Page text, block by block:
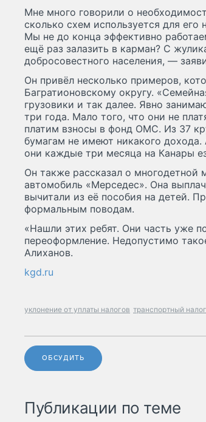
Мне много говорили о
сколько схем используется для
Мы не до конца эффективно
ещё раз залазить в карман? С
добросовестного населения, —
Он привёл несколько примеров,
Багратионовскому округу.
грузовики и так далее. Явно
три года. Мало того, что они не
платим взносы в фонд ОМС. Из 37
бумагам не имеют никакого
они каждые три месяца на Канары
Он также рассказал о
автомобиль «Мерседес». Она
вычитали из её пособия на детей.
формальным поводам.
«Нашли этих ребят. Они часть уже
переоформление. Недопустимо
Алиханов.
kgd.ru
уклонение от уплаты налогов транспортный налог
ОБСУДИТЬ
Публикации по теме